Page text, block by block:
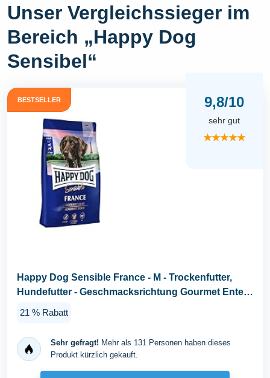
Unser Vergleichssieger im
Bereich „Happy Dog
Sensibel“
BESTSELLER 9,8/10
sehr gut
★★★★★
Happy Dog Sensible France - M - Trockenfutter,
Hundefutter - Geschmacksrichtung Gourmet Ente -
21 % Rabatt
Sehr gefragt! Mehr als 131 Personen haben dieses
Produkt kürzlich gekauft.